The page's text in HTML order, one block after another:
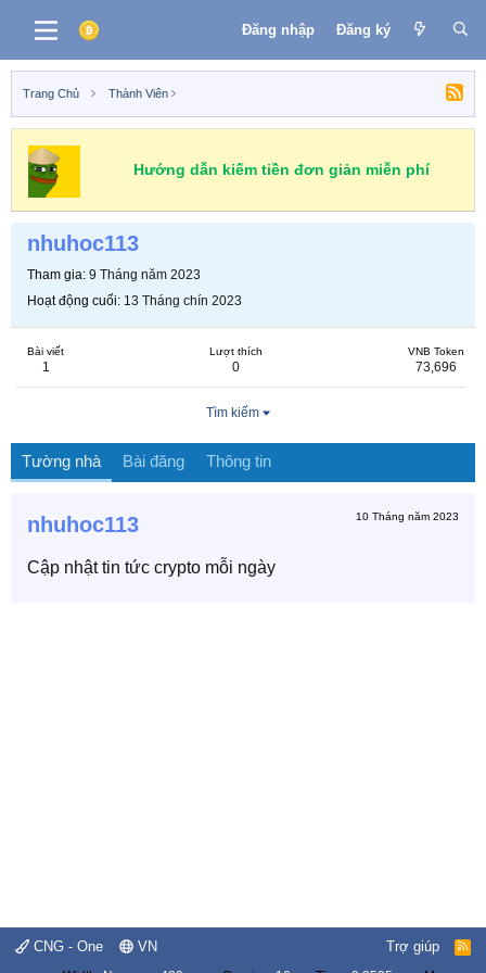
Đăng nhập Đăng ký
Trang Chủ Thành Viên
Hướng dẫn kiếm tiền đơn giản miễn phí
nhuhoc113
Tham gia 9 Tháng năm 2023
Hoạt động cuối 13 Tháng chín 2023
Bài viết
1
Lượt thích
0
VNB Token
73,696
Tìm kiếm
Tường nhà Bài đăng Thông tin
nhuhoc113 10 Tháng năm 2023
Cập nhật tin tức crypto mỗi ngày
CNG - One VN Trợ giúp
R